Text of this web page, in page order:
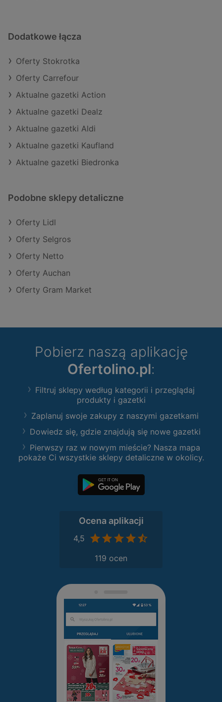
Dodatkowe łącza
Oferty Stokrotka
Oferty Carrefour
Aktualne gazetki Action
Aktualne gazetki Dealz
Aktualne gazetki Aldi
Aktualne gazetki Kaufland
Aktualne gazetki Biedronka
Podobne sklepy detaliczne
Oferty Lidl
Oferty Selgros
Oferty Netto
Oferty Auchan
Oferty Gram Market
Pobierz naszą aplikację
Ofertolino.pl:
Filtruj sklepy według kategorii i przeglądaj
produkty i gazetki
Zaplanuj swoje zakupy z naszymi gazetkami
Dowiedz się, gdzie znajdują się nowe gazetki
Pierwszy raz w nowym mieście? Nasza mapa
pokaże Ci wszystkie sklepy detaliczne w okolicy.
Ocena aplikacji
4,5
119 ocen